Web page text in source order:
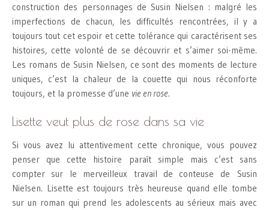
construction des personnages de Susin Nielsen : malgré les
imperfections de chacun, les difficultés rencontrées, il y a
toujours tout cet espoir et cette tolérance qui caractérisent ses
histoires, cette volonté de se découvrir et s’aimer soi-même.
Les romans de Susin Nielsen, ce sont des moments de lecture
uniques, c’est la chaleur de la couette qui nous réconforte
toujours, et la promesse d’une vie en rose.
Lisette veut plus de rose dans sa vie
Si vous avez lu attentivement cette chronique, vous pouvez
penser que cette histoire paraît simple mais c’est sans
compter sur le merveilleux travail de conteuse de Susin
Nielsen. Lisette est toujours très heureuse quand elle tombe
sur un roman qui prend les adolescents au sérieux mais avec